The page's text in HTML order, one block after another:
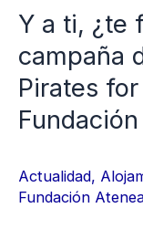
Y a ti, ¿te
campaña
Pirates
Actualidad,
Fundación
nueva
campaña
de
sensibilización
de
for
Good